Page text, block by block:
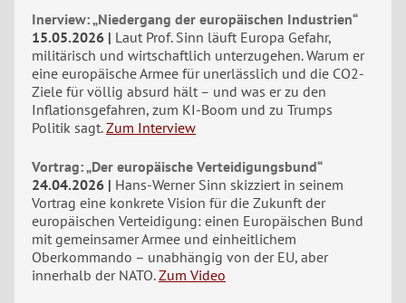
Inerview: „Niedergang der europäischen Industrien“
15.05.2026
Laut Prof. Sinn läuft Europa Gefahr,
militärisch und wirtschaftlich unterzugehen. Warum er
eine europäische Armee für unerlässlich und die CO2-
Ziele für völlig absurd hält – und was er zu den
Inflationsgefahren, zum KI-Boom und zu Trumps
Politik sagt. Zum Interview
Vortrag: „Der europäische Verteidigungsbund“
24.04.2026
Hans-Werner Sinn skizziert in seinem
Vortrag eine konkrete Vision für die Zukunft der
europäischen Verteidigung: einen Europäischen Bund
mit gemeinsamer Armee und einheitlichem
Oberkommando – unabhängig von der EU, aber
innerhalb der NATO. Zum Video